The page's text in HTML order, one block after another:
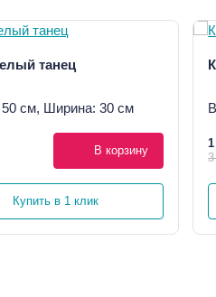
танец
см, Ширина: 30 см
В корзину
Купить в 1 клик